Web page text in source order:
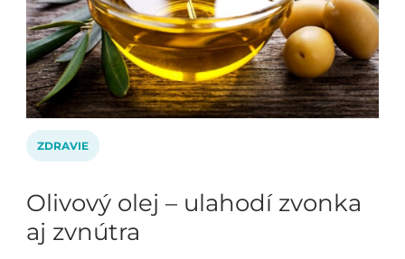
ZDRAVIE
Olivový olej – ulahodí zvonka
aj zvnútra